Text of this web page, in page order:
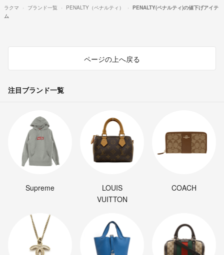
ラクマ ブランド一覧 PENALTY（ペナルティ）
PENALTY(ペナルティ)の値下げアイテ
ム
ページの上へ戻る
注目ブランド一覧
Supreme
LOUIS
VUITTON
COACH